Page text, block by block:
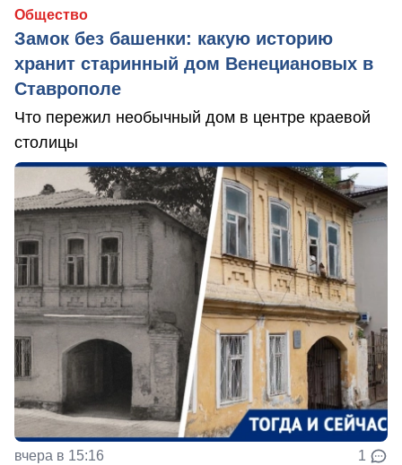
Общество
Замок без башенки: какую историю
хранит старинный дом Венециановых в
Ставрополе
Что пережил необычный дом в центре краевой
столицы
вчера в 15:16 1